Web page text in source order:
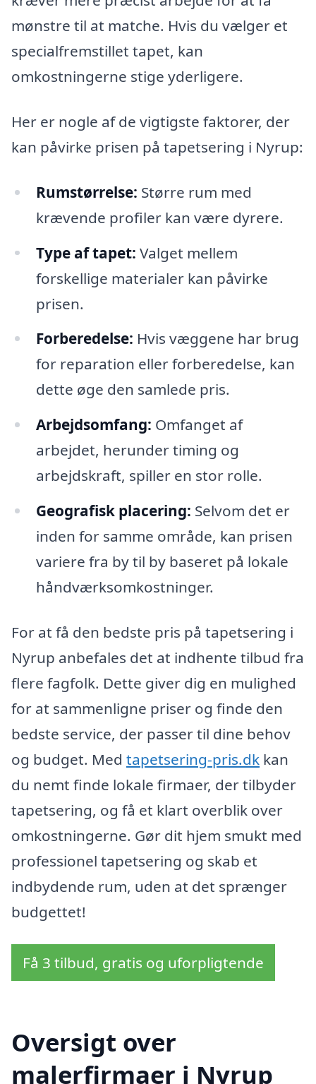
mønstre til at matche. Hvis du vælger et
specialfremstillet tapet, kan
omkostningerne stige yderligere.
Her er nogle af de vigtigste faktorer, der
kan påvirke prisen på tapetsering i Nyrup:
Rumstørrelse: Større rum med
krævende profiler kan være dyrere.
Type af tapet: Valget mellem
forskellige materialer kan påvirke
prisen.
Forberedelse: Hvis væggene har brug
for reparation eller forberedelse, kan
dette øge den samlede pris.
Arbejdsomfang: Omfanget af
arbejdet, herunder timing og
arbejdskraft, spiller en stor rolle.
Geografisk placering: Selvom det er
inden for samme område, kan prisen
variere fra by til by baseret på lokale
håndværksomkostninger.
For at få den bedste pris på tapetsering i
Nyrup anbefales det at indhente tilbud fra
flere fagfolk. Dette giver dig en mulighed
for at sammenligne priser og finde den
bedste service, der passer til dine behov
og budget. Med tapetsering-pris.dk kan
du nemt finde lokale firmaer, der tilbyder
tapetsering, og få et klart overblik over
omkostningerne. Gør dit hjem smukt med
professionel tapetsering og skab et
indbydende rum, uden at det sprænger
budgettet!
Få 3 tilbud, gratis og uforpligtende
Oversigt over
malerfirmaer i Nyrup